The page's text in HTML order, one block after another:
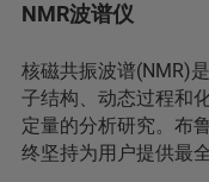
NMR波谱仪
核磁共振波谱(NMR)
子结构、动态过程和
定量的分析研究。布
终坚持为用户提供最